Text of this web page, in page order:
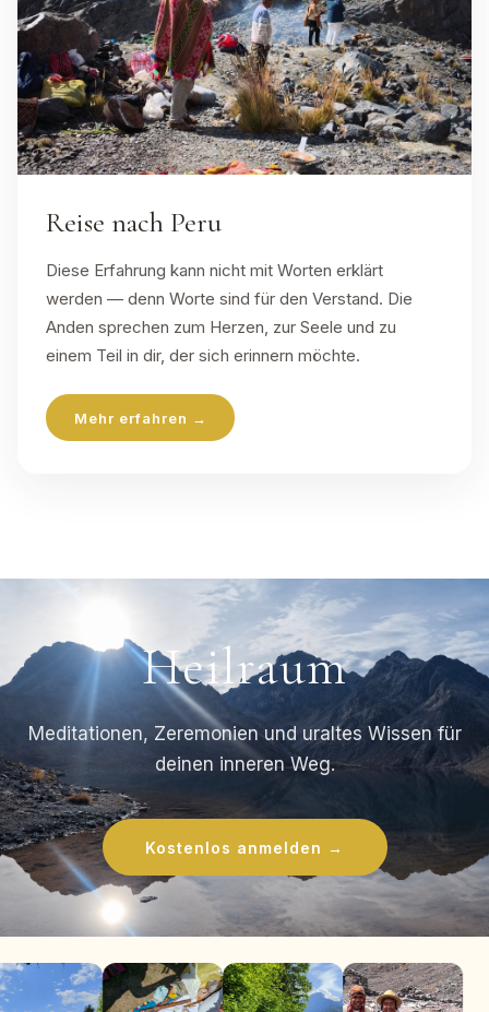
Reise nach Peru
Diese Erfahrung kann nicht mit Worten erklärt
werden — denn Worte sind für den Verstand. Die
Anden sprechen zum Herzen, zur Seele und zu
einem Teil in dir, der sich erinnern möchte.
Mehr erfahren →
Heilraum
Meditationen, Zeremonien und uraltes Wissen für
deinen inneren Weg.
Kostenlos anmelden →